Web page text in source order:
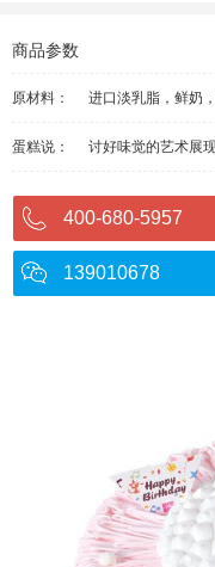
商品参数
原材料： 进口淡乳脂，鲜奶
蛋糕说： 讨好味觉的艺术展
400-680-5957
139010678